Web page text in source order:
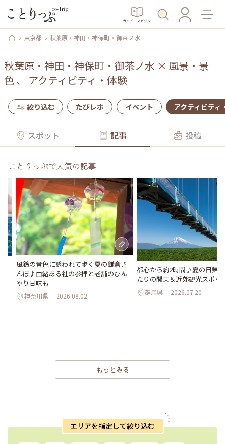
ガイド・マガジン
東京都 秋葉原・神田・神保町・御茶ノ水
秋葉原・神田・神保町・御茶ノ水 × 風景・景
色、 アクティビティ・体験
絞り込む たびレポ イベント アクティビティ
スポット 記事 投稿
ことりっぷで人気の記事
風鈴の音色に誘われて歩く夏の鎌倉さ
んぽ♪由緒ある社の参拝と老舗のひん
やり甘味も
神奈川県 2026.08.02
都心から約2時間♪夏の日帰
たりの関東＆近郊観光スポッ
群馬県 2026.07.20
もっとみる
エリアを指定して絞り込む